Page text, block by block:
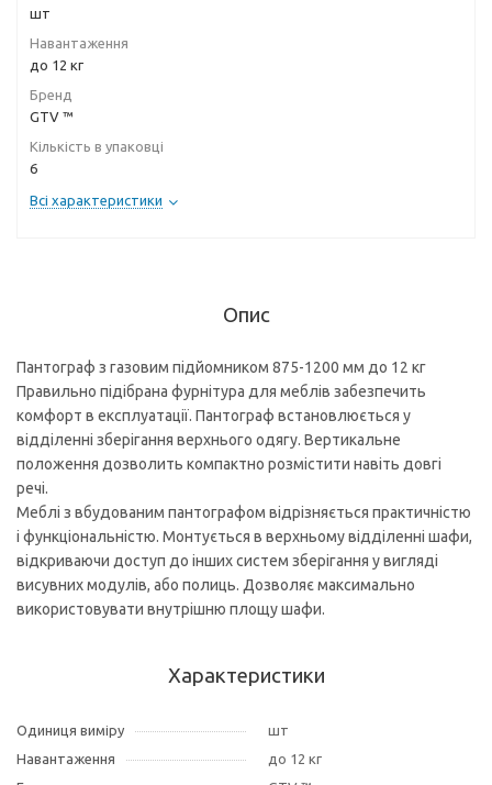
шт
Навантаження
до 12 кг
Бренд
GTV ™
Кількість в упаковці
6
Всі характеристики
Опис
Пантограф з газовим підйомником 875-1200 мм до 12 кг
Правильно підібрана фурнітура для меблів забезпечить
комфорт в експлуатації. Пантограф встановлюється у
відділенні зберігання верхнього одягу. Вертикальне
положення дозволить компактно розмістити навіть довгі
речі.
Меблі з вбудованим пантографом відрізняється практичністю
і функціональністю. Монтується в верхньому відділенні шафи,
відкриваючи доступ до інших систем зберігання у вигляді
висувних модулів, або полиць. Дозволяє максимально
використовувати внутрішню площу шафи.
Характеристики
Одиниця виміру
шт
Навантаження
до 12 кг